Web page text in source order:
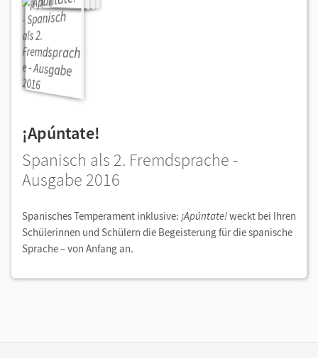
¡Apúntate!
Spanisch als 2. Fremdsprache -
Ausgabe 2016
Spanisches Temperament inklusive: ¡Apúntate!weckt bei Ihren
Schülerinnen und Schülern die Begeisterung für die spanische
Sprache – von Anfang an.